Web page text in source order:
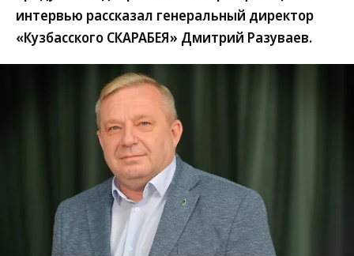
интервью рассказал генеральный директор
«Кузбасского СКАРАБЕЯ» Дмитрий Разуваев.